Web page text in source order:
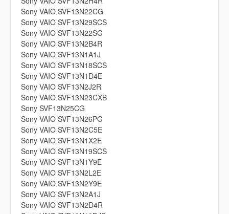
Sony VAIO SVF13N22CG
Sony VAIO SVF13N29SCS
Sony VAIO SVF13N22SG
Sony VAIO SVF13N2B4R
Sony VAIO SVF13N1A1J
Sony VAIO SVF13N18SCS
Sony VAIO SVF13N1D4E
Sony VAIO SVF13N2J2R
Sony VAIO SVF13N23CXB
Sony SVF13N25CG
Sony VAIO SVF13N26PG
Sony VAIO SVF13N2C5E
Sony VAIO SVF13N1X2E
Sony VAIO SVF13N19SCS
Sony VAIO SVF13N1Y9E
Sony VAIO SVF13N2L2E
Sony VAIO SVF13N2Y9E
Sony VAIO SVF13N2A1J
Sony VAIO SVF13N2D4R